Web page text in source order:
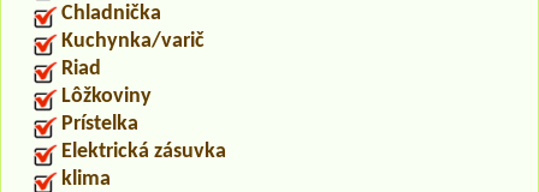
Chladnička
Kuchynka/varič
Riad
Lôžkoviny
Prístelka
Elektrická zásuvka
klima